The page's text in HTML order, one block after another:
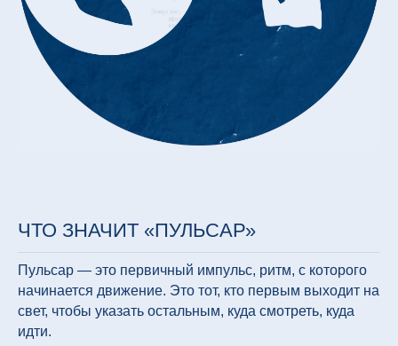
ЧТО ЗНАЧИТ «ПУЛЬСАР»
Пульсар — это первичный импульс, ритм, с которого
начинается движение. Это тот, кто первым выходит на
свет, чтобы указать остальным, куда смотреть, куда
идти.